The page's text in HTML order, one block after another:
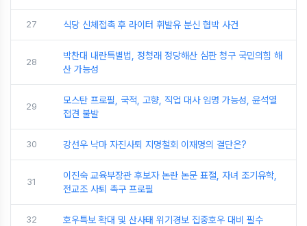
27 식당 신체접촉 후 라이터 휘발유 분신 협박 사건
28
박찬대 내란특별법, 정청래 정당해산 심판 청구 국민의힘 해
산 가능성
29
모스탄 프로필, 국적, 고향, 직업 대사 임명 가능성, 윤석열
접견 불발
30 강선우 낙마 자진사퇴 지명철회 이재명의 결단은?
31
이진숙 교육부장관 후보자 논란 논문 표절, 자녀 조기유학,
전교조 사퇴 촉구 프로필
32 호우특보 확대 및 산사태 위기경보 집중호우 대비 필수